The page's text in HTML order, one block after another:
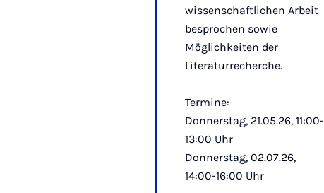
wissenschaftlichen Arbeit
besprochen sowie
Möglichkeiten der
Literaturrecherche.
Termine:
Donnerstag, 21.05.26, 11:00-
13:00 Uhr
Donnerstag, 02.07.26,
14:00-16:00 Uhr